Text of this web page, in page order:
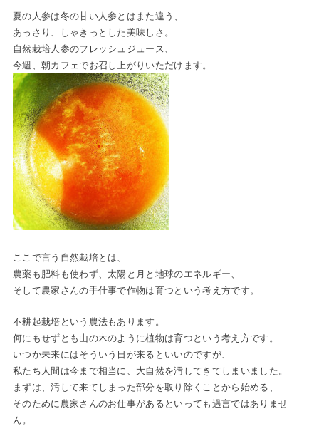
夏の人参は冬の甘い人参とはまた違う、
あっさり、しゃきっとした美味しさ。
自然栽培人参のフレッシュジュース、
今週、朝カフェでお召し上がりいただけます。
ここで言う自然栽培とは、
農薬も肥料も使わず、太陽と月と地球のエネルギー、
そして農家さんの手仕事で作物は育つという考え方です。
不耕起栽培という農法もあります。
何にもせずとも山の木のように植物は育つという考え方です。
いつか未来にはそういう日が来るといいのですが、
私たち人間は今まで相当に、大自然を汚してきてしまいました。
まずは、汚して来てしまった部分を取り除くことから始める、
そのために農家さんのお仕事があるといっても過言ではありませ
ん。